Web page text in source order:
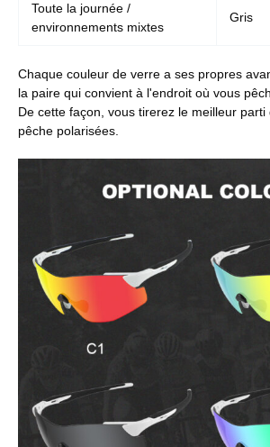
Toute la journée /
environnements mixtes
Gris
Chaque couleur de verre a ses propres
la paire qui convient à l'endroit où vous
De cette façon, vous tirerez le meilleur
pêche polarisées.